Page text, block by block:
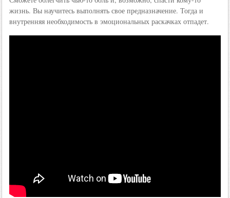
жизнь. Вы научитесь выполнять свое предназначение. Тогда и
внутренняя необходимость в эмоциональных раскачках отпадет.